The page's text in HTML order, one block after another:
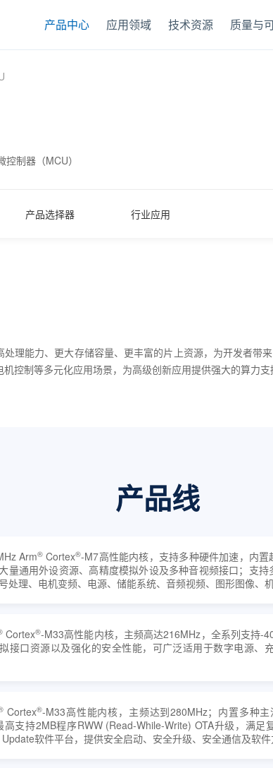
产品中心 应用领域 技术资源 质量与
制器（MCU）
产品选择器 行业应用
理能力、更大存储容量、更丰富的片上资源，为开发者带
控制等多元化应用场景，为高级创新应用提供强大的算力支
产品线
Arm® Cortex®-M7高性能内核，支持多种硬件加速，内
量通用外设资源、高精度模拟外设及多种音视频接口；支
处理、电机变频、电源、储能系统、音频视频、图形图像、
Cortex®-M33高性能内核，主频高达216MHz，全系列支持
接口资源以及强化的安全性能，可广泛适用于数字电源、
Cortex®-M33高性能内核，主频达到280MHz；内置多种
高支持2MB程序RWW (Read-While-Write) OTA升级，满
软件平台，提供安全启动、安全升级、安全通信及软